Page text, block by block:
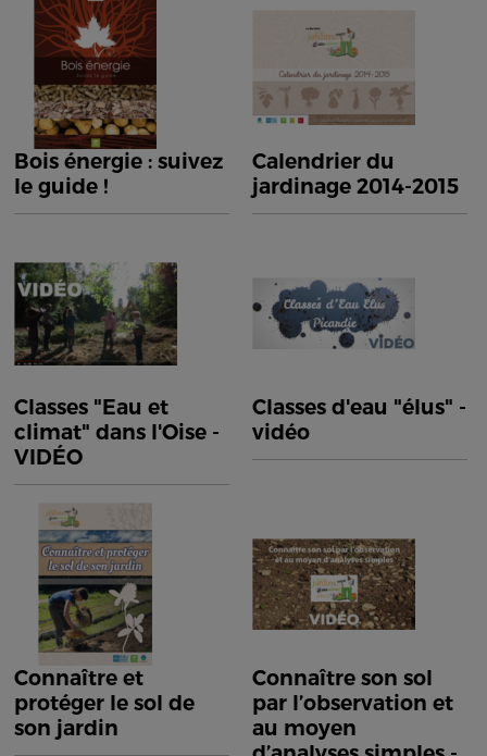
Bois énergie : suivez
le guide !
Calendrier du
jardinage 2014-2015
Classes "Eau et
climat" dans l'Oise -
VIDÉO
Classes d'eau "élus" -
vidéo
Connaître et
protéger le sol de
son jardin
Connaître son sol
par l’observation et
au moyen